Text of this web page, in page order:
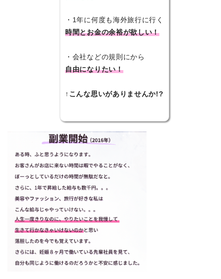
・1年に何度も海外旅行に行く
時間とお金の余裕が欲しい！
・会社などの規則にから
自由になりたい！
↑ こんな思いがありませんか!?